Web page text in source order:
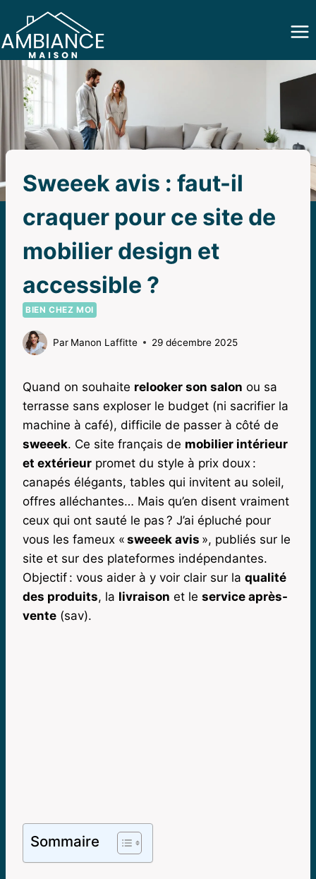
contenu
Sweeek avis : faut-il
craquer pour ce site de
mobilier design et
accessible ?
BIEN CHEZ MOI
Par Manon Laffitte 29 décembre 2025
Quand on souhaite relooker son salon ou sa
terrasse sans exploser le budget (ni sacrifier la
machine à café), difficile de passer à côté de
sweeek. Ce site français de mobilier intérieur
et extérieur promet du style à prix doux :
canapés élégants, tables qui invitent au soleil,
offres alléchantes… Mais qu’en disent vraiment
ceux qui ont sauté le pas ? J’ai épluché pour
vous les fameux « sweeek avis », publiés sur le
site et sur des plateformes indépendantes.
Objectif : vous aider à y voir clair sur la qualité
des produits, la livraison et le service après-
vente (sav).
Sommaire